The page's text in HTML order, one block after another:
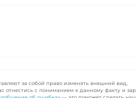
за собой право изменять внешний вид,
отнестись с пониманием к данному факту и